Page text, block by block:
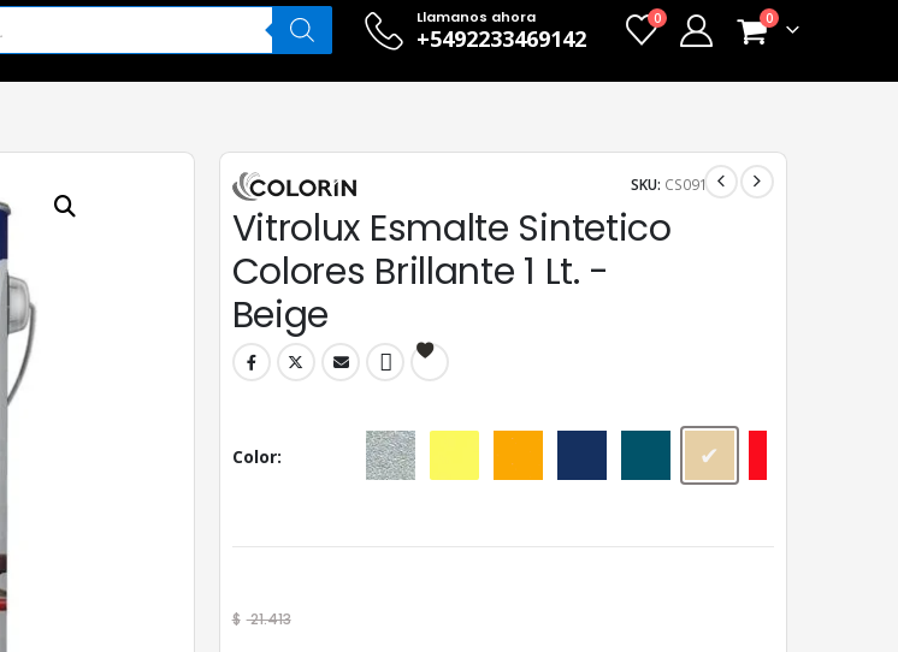
Llamanos ahora
+5492233469142
0 0
Vitrolux Esmalte Sintetico
Colores Brillante 1 Lt. -
Beige
SKU: CS091
Color Aluminio Amarillo Beige
$ 21.413